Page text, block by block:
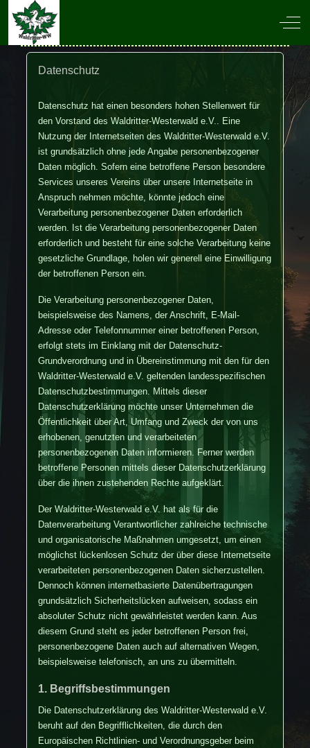
Off-
Datenschutz
Datenschutz hat einen besonders hohen Stellenwert für
den Vorstand des Waldritter-Westerwald e.V.. Eine
Nutzung der Internetseiten des Waldritter-Westerwald e.V.
ist grundsätzlich ohne jede Angabe personenbezogener
Daten möglich. Sofern eine betroffene Person besondere
Services unseres Vereins über unsere Internetseite in
Anspruch nehmen möchte, könnte jedoch eine
Verarbeitung personenbezogener Daten erforderlich
werden. Ist die Verarbeitung personenbezogener Daten
erforderlich und besteht für eine solche Verarbeitung keine
gesetzliche Grundlage, holen wir generell eine Einwilligung
der betroffenen Person ein.
Die Verarbeitung personenbezogener Daten,
beispielsweise des Namens, der Anschrift, E-Mail-
Adresse oder Telefonnummer einer betroffenen Person,
erfolgt stets im Einklang mit der Datenschutz-
Grundverordnung und in Übereinstimmung mit den für den
Waldritter-Westerwald e.V. geltenden landesspezifischen
Datenschutzbestimmungen. Mittels dieser
Datenschutzerklärung möchte unser Unternehmen die
Öffentlichkeit über Art, Umfang und Zweck der von uns
erhobenen, genutzten und verarbeiteten
personenbezogenen Daten informieren. Ferner werden
betroffene Personen mittels dieser Datenschutzerklärung
über die ihnen zustehenden Rechte aufgeklärt.
Der Waldritter-Westerwald e.V. hat als für die
Datenverarbeitung Verantwortlicher zahlreiche technische
und organisatorische Maßnahmen umgesetzt, um einen
möglichst lückenlosen Schutz der über diese Internetseite
verarbeiteten personenbezogenen Daten sicherzustellen.
Dennoch können internetbasierte Datenübertragungen
grundsätzlich Sicherheitslücken aufweisen, sodass ein
absoluter Schutz nicht gewährleistet werden kann. Aus
diesem Grund steht es jeder betroffenen Person frei,
personenbezogene Daten auch auf alternativen Wegen,
beispielsweise telefonisch, an uns zu übermitteln.
1. Begriffsbestimmungen
Die Datenschutzerklärung des Waldritter-Westerwald e.V.
beruht auf den Begrifflichkeiten, die durch den
Europäischen Richtlinien- und Verordnungsgeber beim